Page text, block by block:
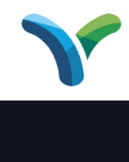
content